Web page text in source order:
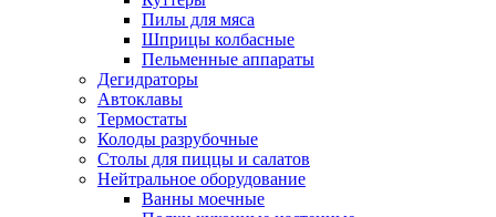
Пилы для мяса
Шприцы колбасные
Пельменные аппараты
Дегидраторы
Автоклавы
Термостаты
Колоды разрубочные
Столы для пиццы и салатов
Нейтральное оборудование
Ванны моечные